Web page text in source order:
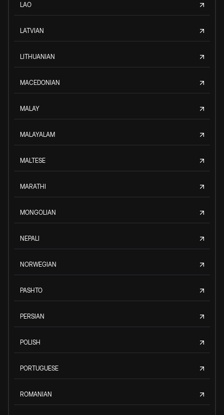
LAO
LATVIAN
LITHUANIAN
MACEDONIAN
MALAY
MALAYALAM
MALTESE
MARATHI
MONGOLIAN
NEPALI
NORWEGIAN
PASHTO
PERSIAN
POLISH
PORTUGUESE
ROMANIAN